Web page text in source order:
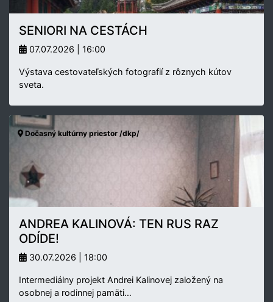
SENIORI NA CESTÁCH
07.07.2026 | 16:00
Výstava cestovateľských fotografií z rôznych kútov
sveta.
Dočasný kultúrny priestor /dkp/
ANDREA KALINOVÁ: TEN RUS RAZ
ODÍDE!
30.07.2026 | 18:00
Intermediálny projekt Andrei Kalinovej založený na
osobnej a rodinnej pamäti…